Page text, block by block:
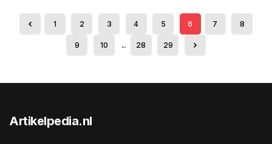
1 2 3 4 5 6 7 8
9 10 ... 28 29
Artikelpedia.nl